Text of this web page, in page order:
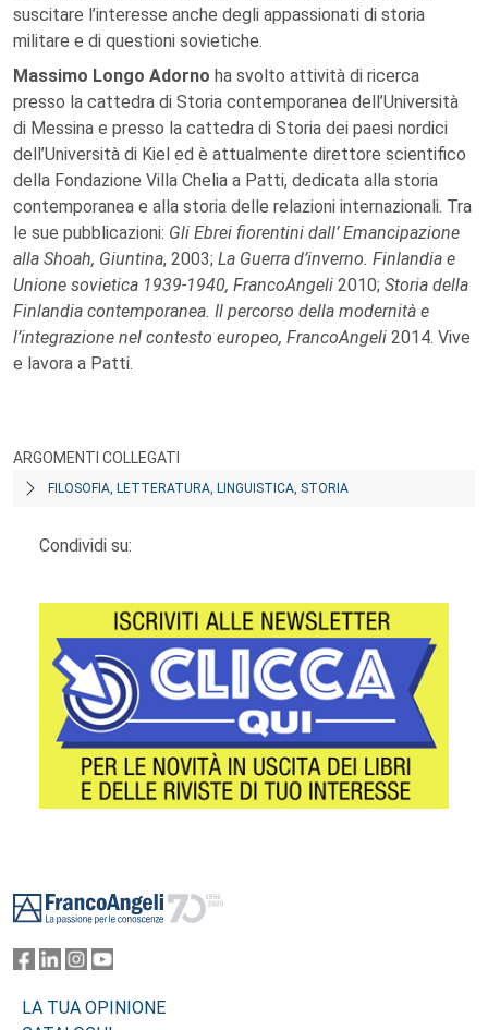
suscitare l’interesse anche degli appassionati di storia
militare e di questioni sovietiche.
Massimo Longo Adorno ha svolto attività di ricerca
presso la cattedra di Storia contemporanea dell’Università
di Messina e presso la cattedra di Storia dei paesi nordici
dell’Università di Kiel ed è attualmente direttore scientifico
della Fondazione Villa Chelia a Patti, dedicata alla storia
contemporanea e alla storia delle relazioni internazionali. Tra
le sue pubblicazioni: Gli Ebrei fiorentini dall’ Emancipazione
alla Shoah, Giuntina, 2003; La Guerra d’inverno. Finlandia e
Unione sovietica 1939-1940, FrancoAngeli 2010; Storia della
Finlandia contemporanea. Il percorso della modernità e
l’integrazione nel contesto europeo, FrancoAngeli 2014. Vive
e lavora a Patti.
ARGOMENTI COLLEGATI
FILOSOFIA, LETTERATURA, LINGUISTICA, STORIA
Condividi su:
LA TUA OPINIONE